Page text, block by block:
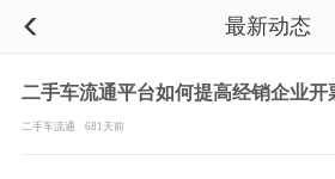
 最新动态
二手车流通平台如何提高经销企业开
二手车流通 681天前